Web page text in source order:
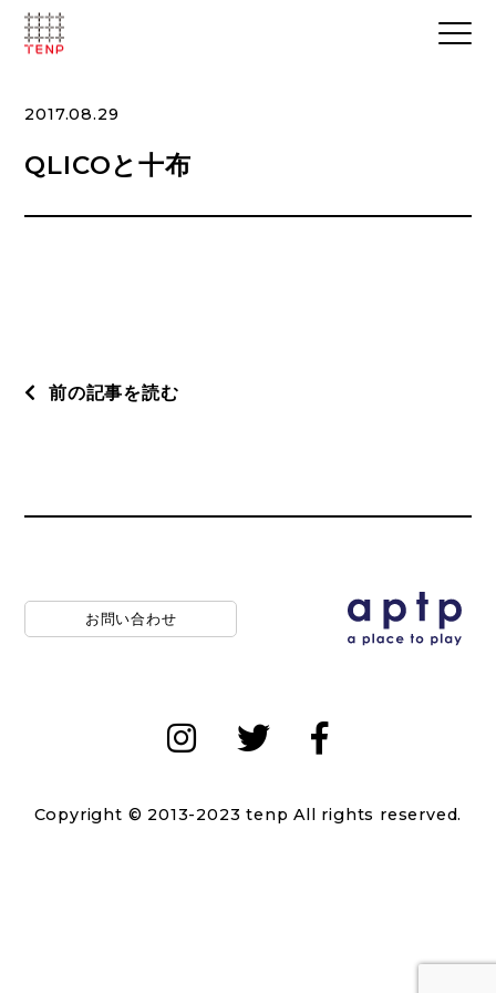
2017.08.29
QLICOと十布
前の記事を読む
お問い合わせ
Copyright © 2013-2023 tenp All rights reserved.